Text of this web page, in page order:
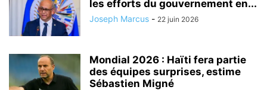
les efforts du gouvernement en...
Joseph Marcus - 22 juin 2026
Mondial 2026 : Haïti fera partie
des équipes surprises, estime
Sébastien Migné